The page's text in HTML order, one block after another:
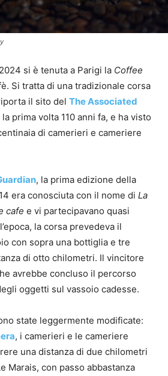
si è tenuta a Parigi la Coffee
Si tratta di una tradizionale corsa
il sito del The Associated
prima volta 110 anni fa, e ha visto
di camerieri e cameriere
, la prima edizione della
era conosciuta con il nome di La
cafe e vi partecipavano quasi
la corsa prevedeva il
con sopra una bottiglia e tre
di otto chilometri. Il vincitore
avrebbe concluso il percorso
oggetti sul vassoio cadesse.
state leggermente modificate:
, i camerieri e le cameriere
una distanza di due chilometri
Marais, con passo abbastanza